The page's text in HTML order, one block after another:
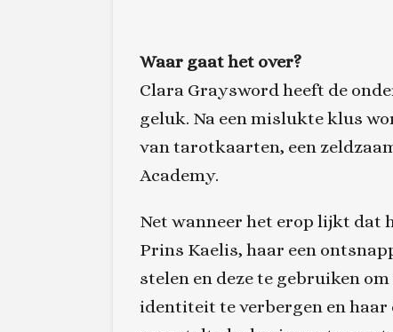
Waar gaat het over?
Clara Graysword heeft de
geluk. Na een mislukte klus
van tarotkaarten, een
Academy.
Net wanneer het erop lijkt dat
Prins Kaelis, haar een
stelen en deze te gebruiken
identiteit te verbergen en haar